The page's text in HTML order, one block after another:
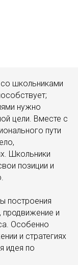
школьниками
нужно
цели. Вместе с
пути
Школьники
позиции и
построения
продвижение и
Особенно
и стратегиях
идея по